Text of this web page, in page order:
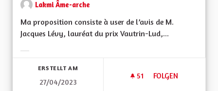
Lakmi Âme-arche
Ma proposition consiste à user de l’avis de M.
Jacques Lévy, lauréat du prix Vautrin-Lud,...
ERSTELLT AM
27/04/2023
51 51 FOLLOWER
FOLGEN
USER DE L'AVIS